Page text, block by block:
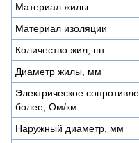
Материал жилы
Материал изоляции
Количество жил, шт
Диаметр жилы, мм
Электрическое
более, Ом/км
Наружный диаметр, мм